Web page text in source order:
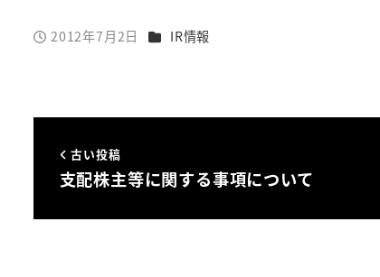
投稿日
2012年7月2日 カテゴリー
IR情報
古い投稿
支配株主等に関する事項について